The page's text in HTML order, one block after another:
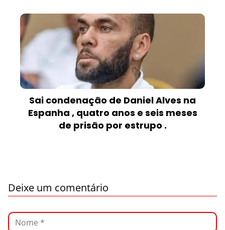
Sai condenação de Daniel Alves na
Espanha , quatro anos e seis meses
de prisão por estrupo .
Deixe um comentário